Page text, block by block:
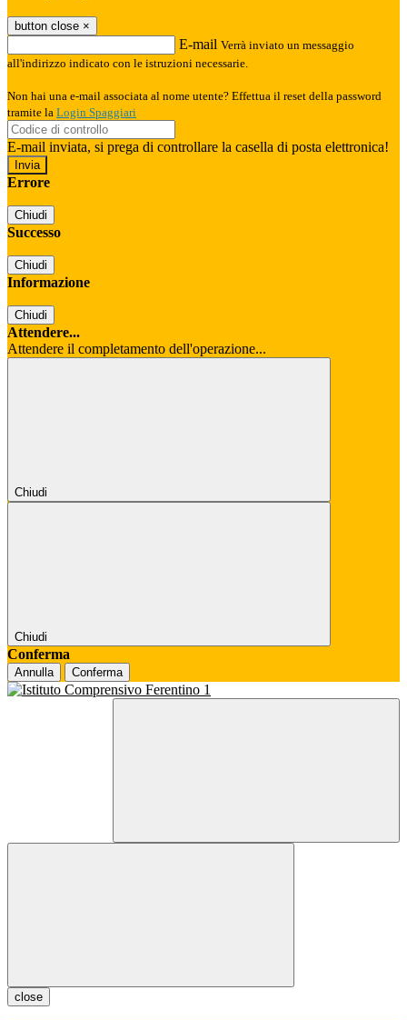
button close ×
E-mail Verrà inviato un messaggio
all'indirizzo indicato con le istruzioni necessarie.
Non hai una e-mail associata al nome utente? Effettua il reset della password
tramite la Login Spaggiari
E-mail inviata, si prega di controllare la casella di posta elettronica!
Errore
Chiudi
Successo
Chiudi
Informazione
Chiudi
Attendere...
Attendere il completamento dell'operazione...
Chiudi
Chiudi
Conferma
Annulla Conferma
close